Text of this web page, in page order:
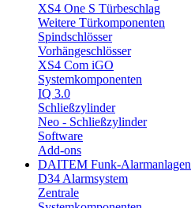
XS4 One S Türbeschlag
Weitere Türkomponenten
Spindschlösser
Vorhängeschlösser
XS4 Com iGO
Systemkomponenten
IQ 3.0
Schließzylinder
Neo - Schließzylinder
Software
Add-ons
DAITEM Funk-Alarmanlagen
D34 Alarmsystem
Zentrale